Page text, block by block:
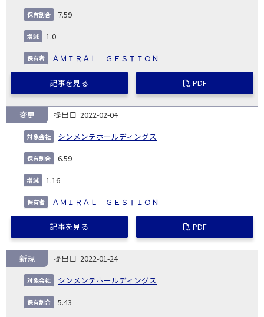
7.59
1.0
ＡＭＩＲＡＬ ＧＥＳＴＩＯＮ
記事を見る PDF
2022-02-04
シンメンテホールディングス
変更
6.59
1.16
ＡＭＩＲＡＬ ＧＥＳＴＩＯＮ
記事を見る PDF
2022-01-24
シンメンテホールディングス
新規
5.43